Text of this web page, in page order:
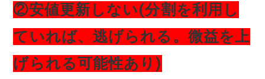
②安値更新しない(分割を利用し
ていれば、逃げられる。微益を上
げられる可能性あり)